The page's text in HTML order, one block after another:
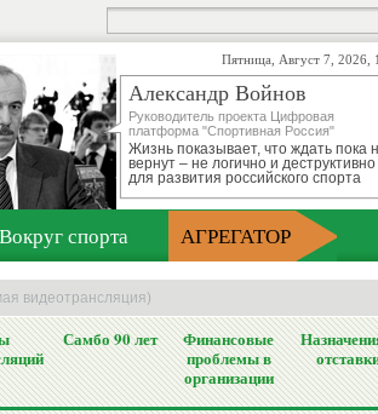
Пятница, Август 7, 2026,
Александр Войнов
Руководитель проекта Цифровая
платформа "Спортивная Россия"
Жизнь показывает, что ждать пока
вернут – не логично и деструктивно
для развития российского спорта
Вокруг спорта АГРЕГАТОР
видеотрансляция)
Самбо 90 лет
Финансовые
проблемы в
организации